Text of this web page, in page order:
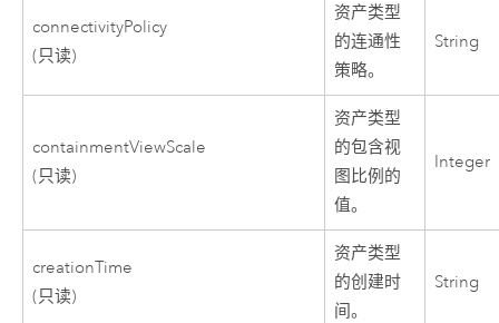
connectivityPolicy
(只读)
资产类型
的连通性
策略。
String
containmentViewScale
(只读)
资产类型
的包含视
图比例的
值。
Integer
creationTime
(只读)
资产类型
的创建时
间。
String